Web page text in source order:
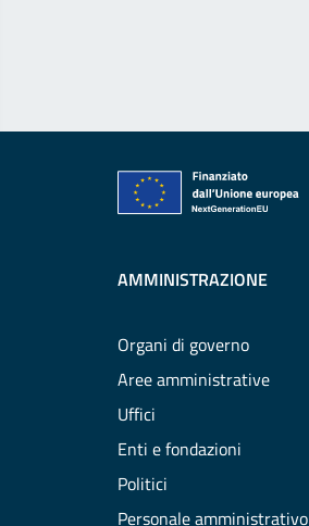
AMMINISTRAZIONE
Organi di governo
Aree amministrative
Uffici
Enti e fondazioni
Politici
Personale amministrativo